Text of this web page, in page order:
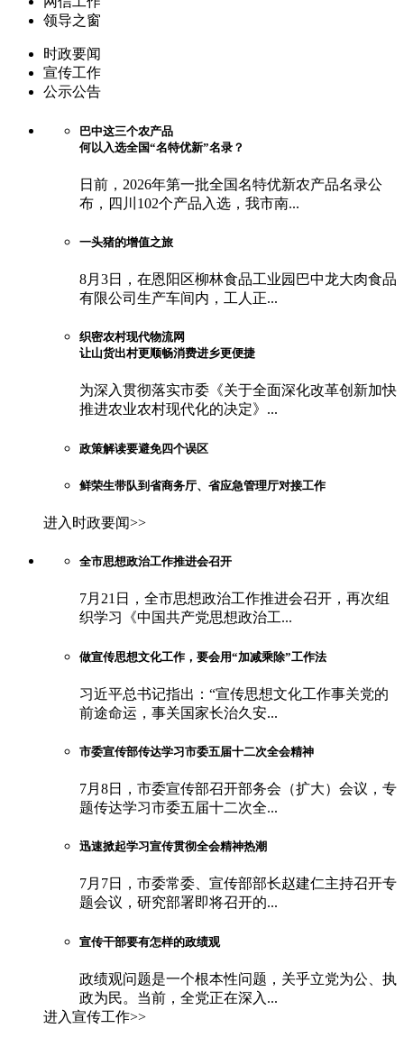
领导之窗
时政要闻
宣传工作
公示公告
巴中这三个农产品
何以入选全国“名特优新”名录？
日前，2026年第一批全国名特优新农产品名录公
布，四川102个产品入选，我市南...
一头猪的增值之旅
8月3日，在恩阳区柳林食品工业园巴中龙大肉食品
有限公司生产车间内，工人正...
织密农村现代物流网
让山货出村更顺畅消费进乡更便捷
为深入贯彻落实市委《关于全面深化改革创新加快
推进农业农村现代化的决定》...
政策解读要避免四个误区
鲜荣生带队到省商务厅、省应急管理厅对接工作
进入时政要闻>>
全市思想政治工作推进会召开
7月21日，全市思想政治工作推进会召开，再次组
织学习《中国共产党思想政治工...
做宣传思想文化工作，要会用“加减乘除”工作法
习近平总书记指出：“宣传思想文化工作事关党的
前途命运，事关国家长治久安...
市委宣传部传达学习市委五届十二次全会精神
7月8日，市委宣传部召开部务会（扩大）会议，专
题传达学习市委五届十二次全...
迅速掀起学习宣传贯彻全会精神热潮
7月7日，市委常委、宣传部部长赵建仁主持召开专
题会议，研究部署即将召开的...
宣传干部要有怎样的政绩观
政绩观问题是一个根本性问题，关乎立党为公、执
政为民。当前，全党正在深入...
进入宣传工作>>